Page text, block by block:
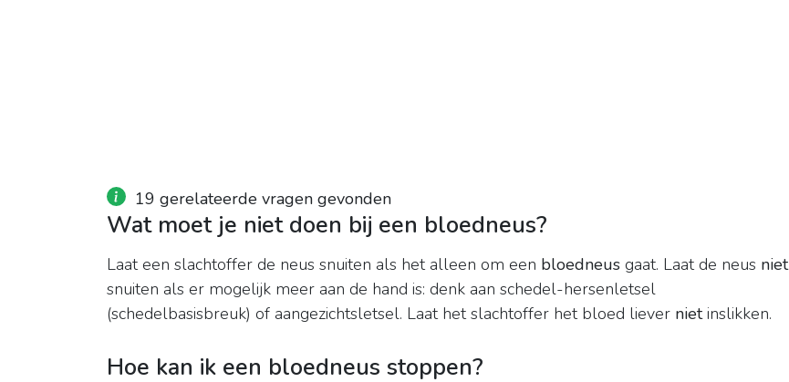
19 gerelateerde vragen gevonden
Wat moet je niet doen bij een bloedneus?
Laat een slachtoffer de neus snuiten als het alleen om een bloedneus gaat. Laat de neus niet
snuiten als er mogelijk meer aan de hand is: denk aan schedel-hersenletsel
(schedelbasisbreuk) of aangezichtsletsel. Laat het slachtoffer het bloed liever nietinslikken.
Hoe kan ik een bloedneus stoppen?